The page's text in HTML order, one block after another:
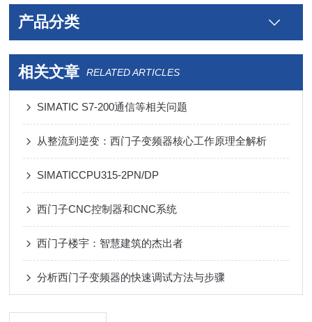
产品分类
相关文章 RELATED ARTICLES
SIMATIC S7-200通信等相关问题
从整流到逆变：西门子变频器核心工作原理全解析
SIMATICCPU315-2PN/DP
西门子CNC控制器和CNC系统
西门子楼宇：智慧建筑的杰出者
分析西门子变频器的快速调试方法与步骤